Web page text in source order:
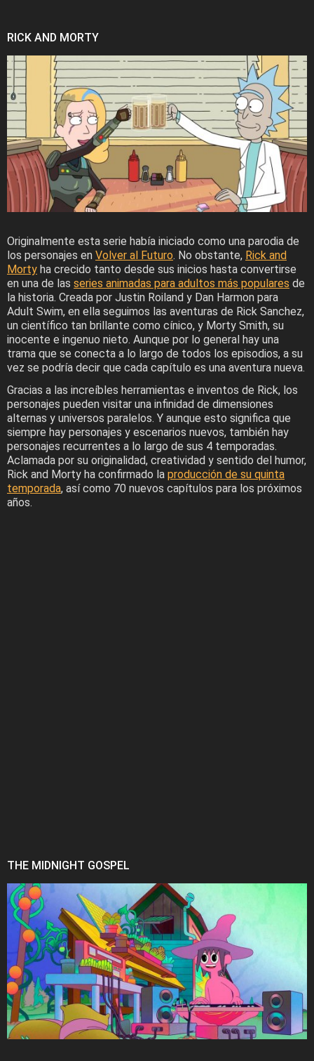
RICK AND MORTY
Originalmente esta serie había iniciado como una parodia de
los personajes en Volver al Futuro. No obstante, Rick and
Morty ha crecido tanto desde sus inicios hasta convertirse
en una de las series animadas para adultos más populares de
la historia. Creada por Justin Roiland y Dan Harmon para
Adult Swim, en ella seguimos las aventuras de Rick Sanchez,
un científico tan brillante como cínico, y Morty Smith, su
inocente e ingenuo nieto. Aunque por lo general hay una
trama que se conecta a lo largo de todos los episodios, a su
vez se podría decir que cada capítulo es una aventura nueva.
Gracias a las increíbles herramientas e inventos de Rick, los
personajes pueden visitar una infinidad de dimensiones
alternas y universos paralelos. Y aunque esto significa que
siempre hay personajes y escenarios nuevos, también hay
personajes recurrentes a lo largo de sus 4 temporadas.
Aclamada por su originalidad, creatividad y sentido del humor,
Rick and Morty ha confirmado la producción de su quinta
temporada, así como 70 nuevos capítulos para los próximos
años.
THE MIDNIGHT GOSPEL